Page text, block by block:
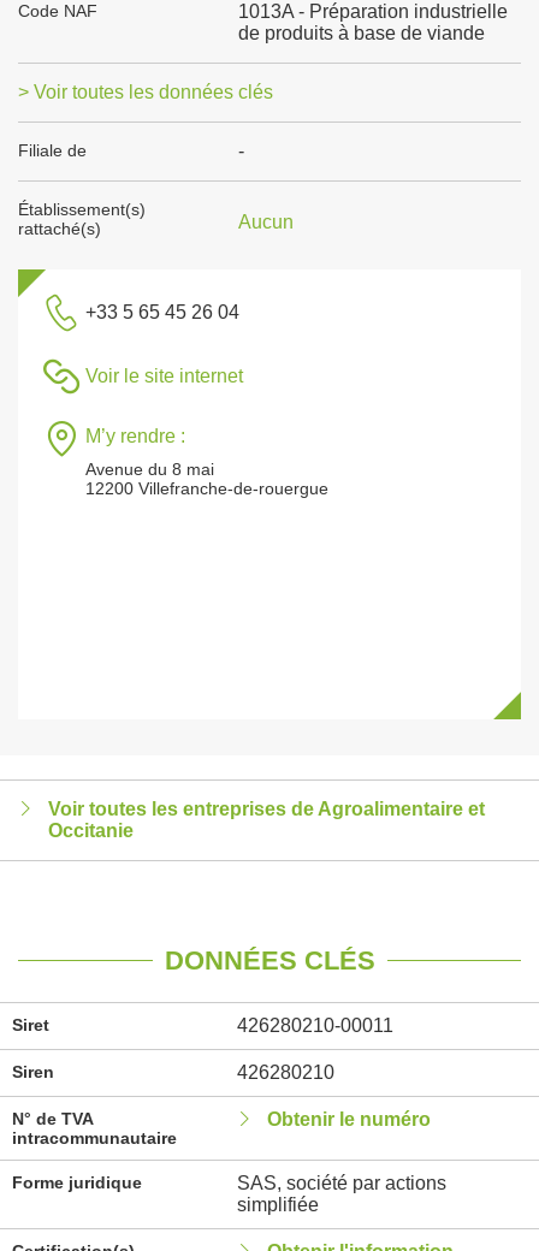
Code NAF
1013A - Préparation industrielle
de produits à base de viande
> Voir toutes les données clés
Filiale de -
Établissement(s)
rattaché(s)
Aucun
+33 5 65 45 26 04
Voir le site internet
M’y rendre :
Avenue du 8 mai
12200 Villefranche-de-rouergue
Voir toutes les entreprises de Agroalimentaire et
Occitanie
DONNÉES CLÉS
Siret 426280210-00011
Siren 426280210
N° de TVA
intracommunautaire
Obtenir le numéro
Forme juridique
SAS, société par actions
simplifiée